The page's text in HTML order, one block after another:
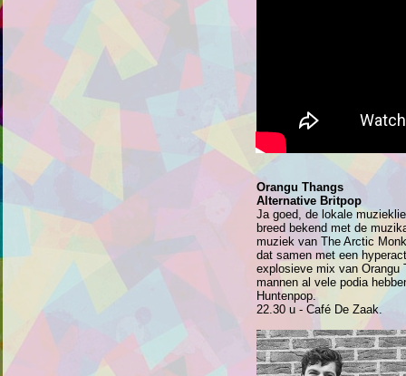
Orangu Thangs
Alternative Britpop
Ja goed, de lokale
breed bekend met de
muziek van The Arctic
dat samen met een
explosieve mix van Orangu
mannen al vele podia
Huntenpop.
22.30 u - Café De Zaak.